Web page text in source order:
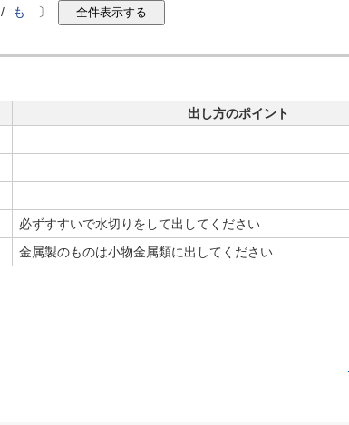
/ も 〕
出し方のポイント
必ずすすいで水切りをして出してください
金属製のものは小物金属類に出してください